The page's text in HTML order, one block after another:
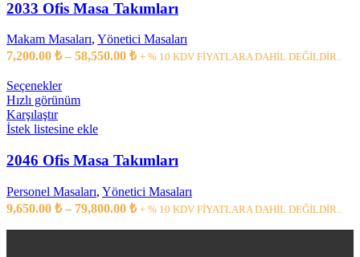
var.
Seçenekler
ürün
sayfasından
seçilebilir
2033 Ofis Masa Takımları
Makam Masaları, Yönetici Masaları
7,200.00 ₺ – 58,550.00 ₺Fiyat
+ % 10 KDV FİYATLARA DAHİL DEĞİLDİR..
SeçeneklerBu
ürünün
fazla
var.
Seçenekler
ürün
sayfasından
seçilebilir
Hızlı görünüm
Karşılaştır
İstek listesine ekle
2046 Ofis Masa Takımları
Personel Masaları, Yönetici Masaları
9,650.00 ₺ – 79,800.00 ₺Fiyat
+ % 10 KDV FİYATLARA DAHİL DEĞİLDİR..